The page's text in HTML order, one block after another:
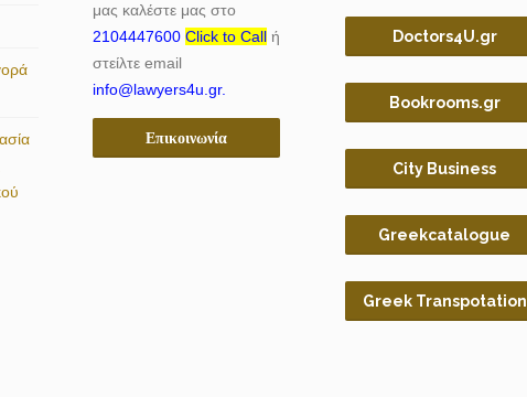
μας καλέστε μας στο
2104447600 Click to Callή
στείλτε email
info@lawyers4u.gr.
Επικοινωνία
Doctors4U.gr
Bookrooms.gr
City Business
Greekcatalogue
Greek Transpotation